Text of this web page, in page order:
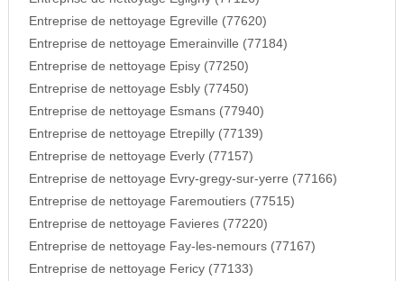
Entreprise de nettoyage Egreville (77620)
Entreprise de nettoyage Emerainville (77184)
Entreprise de nettoyage Episy (77250)
Entreprise de nettoyage Esbly (77450)
Entreprise de nettoyage Esmans (77940)
Entreprise de nettoyage Etrepilly (77139)
Entreprise de nettoyage Everly (77157)
Entreprise de nettoyage Evry-gregy-sur-yerre (77166)
Entreprise de nettoyage Faremoutiers (77515)
Entreprise de nettoyage Favieres (77220)
Entreprise de nettoyage Fay-les-nemours (77167)
Entreprise de nettoyage Fericy (77133)